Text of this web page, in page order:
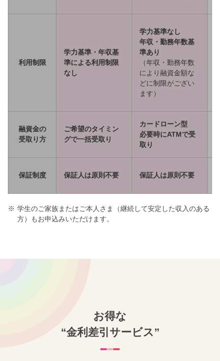
利用制限
学力基準・年収基
準による利用制限
なし
学力基準なし
年収・勤務年数基
準あり
（年収・勤務年数
により融資金額な
どに制限がござい
ます）
融資金の
受取り方
ご希望のタイミン
グで一括受取り
カードローン型
必要時にATMで受
取り
保証制度 保証人は原則不要 保証人は原則不要
※ 学生のご家族またはご本人さま（継続して安定した収入のある
方）もお申込みいただけます。
お得な
“金利差引サービス”